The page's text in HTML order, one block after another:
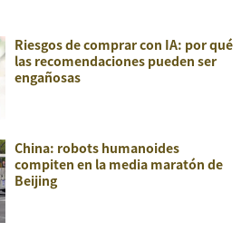
Riesgos de comprar con IA: por qué
las recomendaciones pueden ser
engañosas
China: robots humanoides
compiten en la media maratón de
Beijing